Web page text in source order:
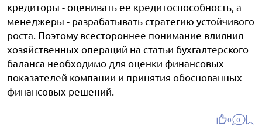
кредиторы - оценивать ее кредитоспособность, а
менеджеры - разрабатывать стратегию устойчивого
роста. Поэтому всестороннее понимание влияния
хозяйственных операций на статьи бухгалтерского
баланса необходимо для оценки финансовых
показателей компании и принятия обоснованных
финансовых решений.
0 0